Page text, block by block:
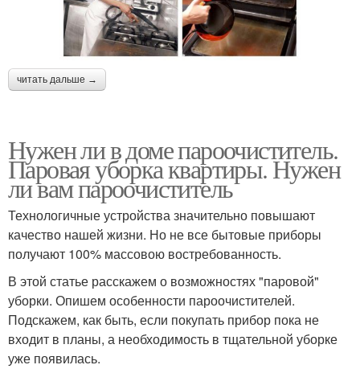
читать дальше →
Нужен ли в доме пароочиститель.
Паровая уборка квартиры. Нужен
ли вам пароочиститель
Технологичные устройства значительно повышают
качество нашей жизни. Но не все бытовые приборы
получают 100% массовою востребованность.
В этой статье расскажем о возможностях "паровой"
уборки. Опишем особенности пароочистителей.
Подскажем, как быть, если покупать прибор пока не
входит в планы, а необходимость в тщательной уборке
уже появилась.